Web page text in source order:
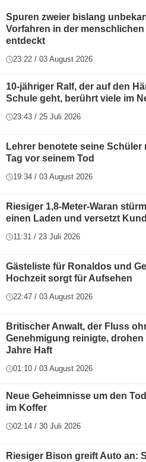
Spuren zweier bislang
Vorfahren in der menschlichen
entdeckt
23:22 / 03 August 2026
10-jähriger Ralf, der auf den
Schule geht, berührt viele im
23:43 / 25 Juli 2026
Lehrer benotete seine Schüler
Tag vor seinem Tod
19:34 / 03 August 2026
Riesiger 1,8-Meter-Waran
einen Laden und versetzt
11:31 / 23 Juli 2026
Gästeliste für Ronaldos und
Hochzeit sorgt für Aufsehen
22:47 / 03 August 2026
Britischer Anwalt, der Fluss
Genehmigung reinigte, drohen
Jahre Haft
01:10 / 03 August 2026
Neue Geheimnisse um den
im Koffer
02:14 / 30 Juli 2026
Riesiger Bison greift Auto an: